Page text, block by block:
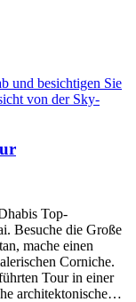
und besichtigen Sie
von der Sky-
Top-
Besuche die Große
mache einen
Corniche.
Tour in einer
architektonische…